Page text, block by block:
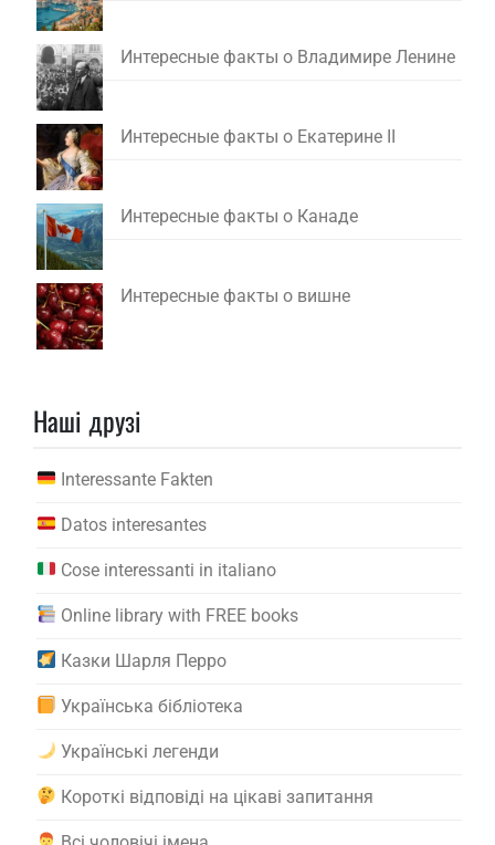
Интересные факты о Владимире Ленине
Интересные факты о Екатерине II
Интересные факты о Канаде
Интересные факты о вишне
Наші друзі
Interessante Fakten
Datos interesantes
Cose interessanti in italiano
Online library with FREE books
Казки Шарля Перро
Українська бібліотека
Українські легенди
Короткі відповіді на цікаві запитання